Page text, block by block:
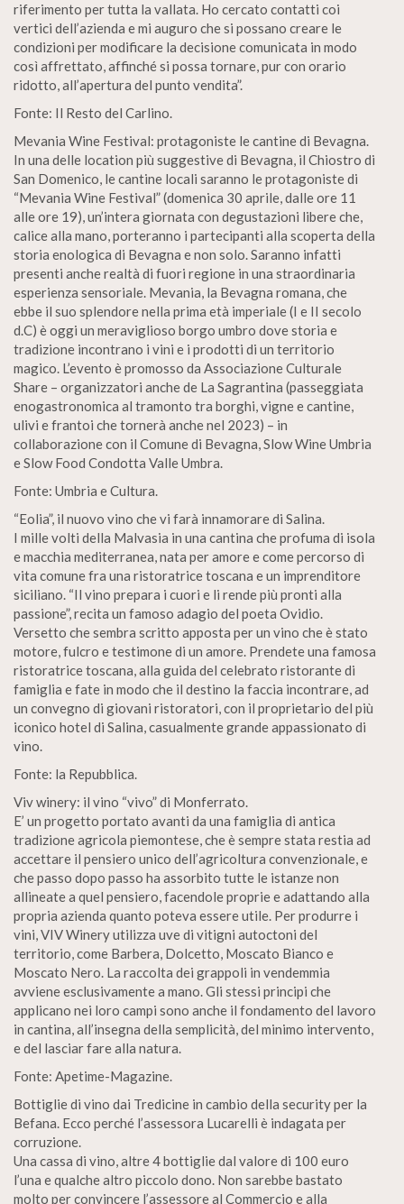
riferimento per tutta la vallata. Ho cercato contatti coi
vertici dell’azienda e mi auguro che si possano creare le
condizioni per modificare la decisione comunicata in modo
così affrettato, affinché si possa tornare, pur con orario
ridotto, all’apertura del punto vendita”.
Fonte: Il Resto del Carlino.
Mevania Wine Festival: protagoniste le cantine di Bevagna.
In una delle location più suggestive di Bevagna, il Chiostro di
San Domenico, le cantine locali saranno le protagoniste di
“Mevania Wine Festival” (domenica 30 aprile, dalle ore 11
alle ore 19), un’intera giornata con degustazioni libere che,
calice alla mano, porteranno i partecipanti alla scoperta della
storia enologica di Bevagna e non solo. Saranno infatti
presenti anche realtà di fuori regione in una straordinaria
esperienza sensoriale. Mevania, la Bevagna romana, che
ebbe il suo splendore nella prima età imperiale (I e II secolo
d.C) è oggi un meraviglioso borgo umbro dove storia e
tradizione incontrano i vini e i prodotti di un territorio
magico. L’evento è promosso da Associazione Culturale
Share – organizzatori anche de La Sagrantina (passeggiata
enogastronomica al tramonto tra borghi, vigne e cantine,
ulivi e frantoi che tornerà anche nel 2023) – in
collaborazione con il Comune di Bevagna, Slow Wine Umbria
e Slow Food Condotta Valle Umbra.
Fonte: Umbria e Cultura.
“Eolia”, il nuovo vino che vi farà innamorare di Salina.
I mille volti della Malvasia in una cantina che profuma di isola
e macchia mediterranea, nata per amore e come percorso di
vita comune fra una ristoratrice toscana e un imprenditore
siciliano. “Il vino prepara i cuori e li rende più pronti alla
passione”, recita un famoso adagio del poeta Ovidio.
Versetto che sembra scritto apposta per un vino che è stato
motore, fulcro e testimone di un amore. Prendete una famosa
ristoratrice toscana, alla guida del celebrato ristorante di
famiglia e fate in modo che il destino la faccia incontrare, ad
un convegno di giovani ristoratori, con il proprietario del più
iconico hotel di Salina, casualmente grande appassionato di
vino.
Fonte: la Repubblica.
Viv winery: il vino “vivo” di Monferrato.
E’ un progetto portato avanti da una famiglia di antica
tradizione agricola piemontese, che è sempre stata restia ad
accettare il pensiero unico dell’agricoltura convenzionale, e
che passo dopo passo ha assorbito tutte le istanze non
allineate a quel pensiero, facendole proprie e adattando alla
propria azienda quanto poteva essere utile. Per produrre i
vini, VIV Winery utilizza uve di vitigni autoctoni del
territorio, come Barbera, Dolcetto, Moscato Bianco e
Moscato Nero. La raccolta dei grappoli in vendemmia
avviene esclusivamente a mano. Gli stessi principi che
applicano nei loro campi sono anche il fondamento del lavoro
in cantina, all’insegna della semplicità, del minimo intervento,
e del lasciar fare alla natura.
Fonte: Apetime-Magazine.
Bottiglie di vino dai Tredicine in cambio della security per la
Befana. Ecco perché l’assessora Lucarelli è indagata per
corruzione.
Una cassa di vino, altre 4 bottiglie dal valore di 100 euro
l’una e qualche altro piccolo dono. Non sarebbe bastato
molto per convincere l’assessore al Commercio e alla